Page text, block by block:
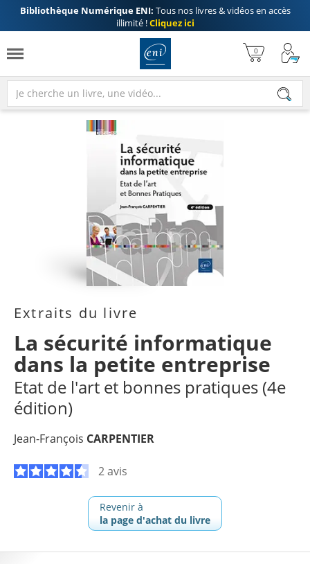
Bibliothèque Numérique ENI: Tous nos livres & vidéos en accès
illimité !Cliquez ici
Extraits du livre
La sécurité informatique
dans la petite entreprise
Etat de l'art et bonnes pratiques (4e
édition)
Jean-François CARPENTIER
2 avis
Revenir à
la page d'achat du livre